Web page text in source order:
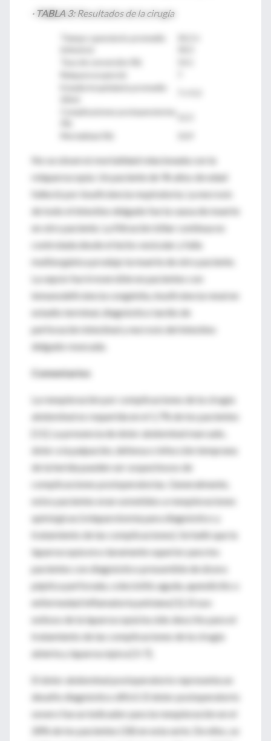
· TABLA 3:Resultados de la cirugía
No se observó mortalidad relacionada con la
relaparoscopía. Un paciente de 96 años de edad
falleció por insuficiencia respiratoria. La necrosis
de todo el intestino delgado fue la causa de muerte
en otro paciente. La filtración biliar continua no
controlada desde el lecho vesicular y falla
multiorgánica produjo la muerte de otro paciente.
La sepsis fue irreversible en pacientes con
inmunodeficiencia congénita, insuficiencia renal en
estadio terminal, diagnóstico tardío de
perforación intestinal y necrosis del intestino
delgado resecada.
Comentarios
La reexploración por complicaciones de la cirugía
abdominal es requerida en el 1,7% de los pacientes
[11]. La presencia de dolor abdominal marcado,
dolor a la palpación, defensa o infección temprana
de la herida pueden ser sospechosos de
complicaciones postoperatorias. Generalmente,
estos pacientes eran sometidos a reexploraciones
quirúrgicas (relaparotomía para diagnóstico y
tratamiento de las complicaciones). Se halló que la
laparoscopía era claramente superior para los
pacientes con diagnóstico presumible de úlcera
péptica perforada, colecistitis aguda, apendicitis o
enfermedad inflamatoria pelviana [1]. El uso
exitoso de la laparoscopía ha sido descrito para el
tratamiento de las complicaciones de la cirugía
abierta y laparoscópica [3-7].
El dolor abdominal postoperatorio representa un
desafío diagnóstico difícil. El dolor postoperatorio
severo fue un indicador para la reexploración en el
28% de los pacientes (18) en esta serie. De ellos, se